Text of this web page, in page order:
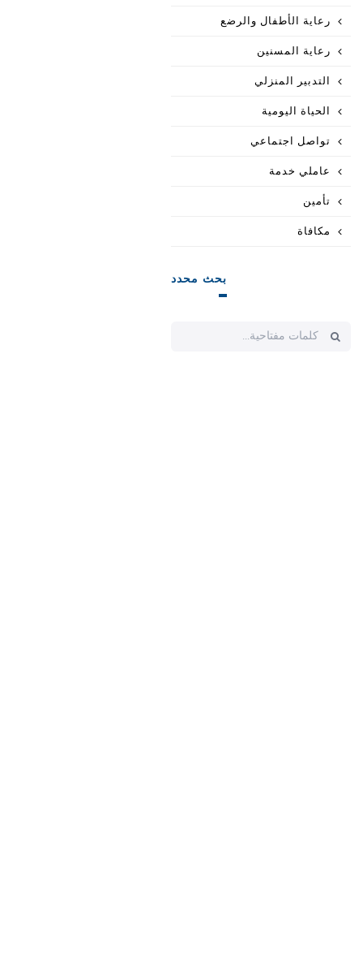
رعاية الأطفال والرضع
رعاية المسنين
التدبير المنزلي
الحياة اليومية
تواصل اجتماعي
عاملي خدمة
تأمين
مكافاة
بحث محدد